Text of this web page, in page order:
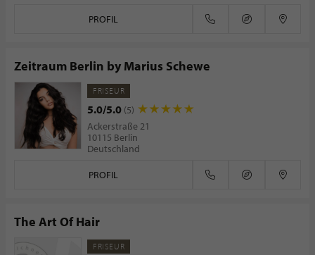
PROFIL
Zeitraum Berlin by Marius Schewe
FRISEUR
5.0/5.0 (5)
Ackerstraße 21
10115 Berlin
Deutschland
PROFIL
The Art Of Hair
FRISEUR